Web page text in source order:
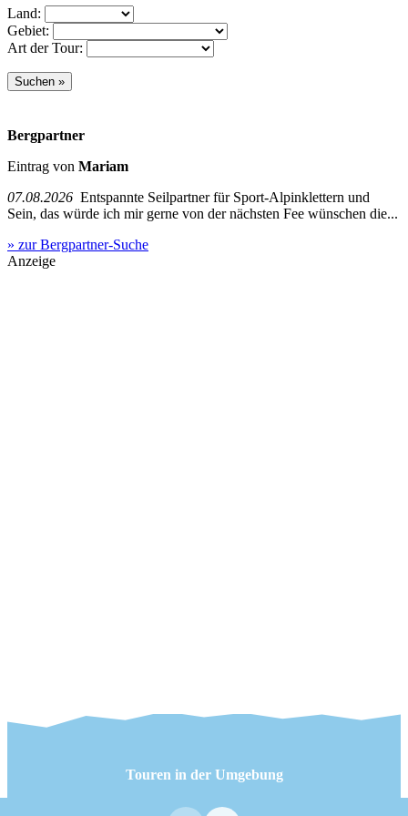
Land:
Gebiet:
Art der Tour:
Bergpartner
Eintrag von Mariam
07.08.2026 Entspannte Seilpartner für Sport-Alpinklettern und
Sein, das würde ich mir gerne von der nächsten Fee wünschen die...
» zur Bergpartner-Suche
Anzeige
Touren in der Umgebung